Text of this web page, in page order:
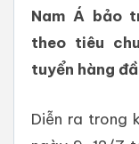
Nam Á bảo
theo tiêu
tuyển hàng
Diễn ra trong